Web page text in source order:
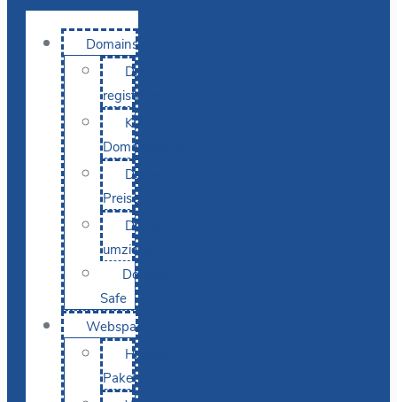
Domains
Domain
registrieren
KI-
Domainsuche
Domain-
Preise
Domain
umziehen
Domain-
Safe
Webspace
Hosting-
Pakete